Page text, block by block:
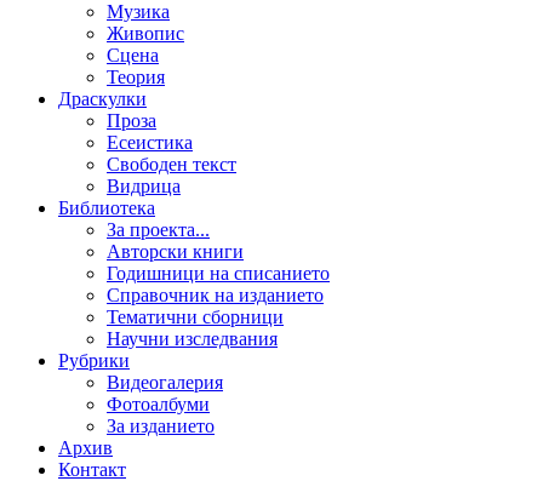
Музика
Живопис
Сцена
Теория
Драскулки
Проза
Есеистика
Свободен текст
Видрица
Библиотека
За проекта...
Авторски книги
Годишници на списанието
Справочник на изданието
Тематични сборници
Научни изследвания
Рубрики
Видеогалерия
Фотоалбуми
За изданието
Архив
Контакт